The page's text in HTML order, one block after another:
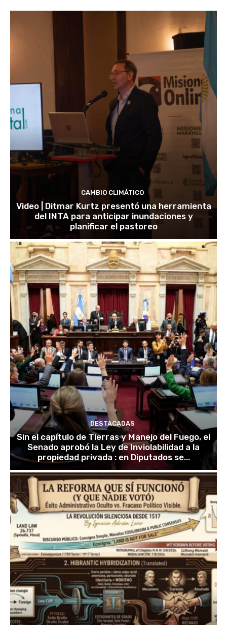
CAMBIO CLIMÁTICO
Video | Ditmar Kurtz presentó una herramienta
del INTA para anticipar inundaciones y
planificar el pastoreo
DESTACADAS
Sin el capítulo de Tierras y Manejo del Fuego, el
Senado aprobó la Ley de Inviolabilidad a la
propiedad privada : en Diputados se...